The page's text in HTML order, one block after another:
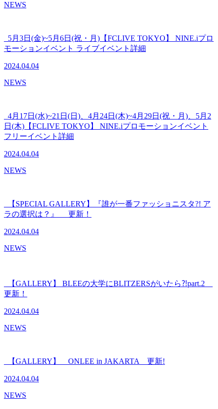
NEWS
5月3日(金)~5月6日(祝・月)【FCLIVE TOKYO】 NINE.iプロ
モーションイベント ライブイベント詳細
2024.04.04
NEWS
4月17日(水)~21日(日)、4月24日(木)~4月29日(祝・月)、5月2
日(木)【FCLIVE TOKYO】 NINE.iプロモーションイベント
フリーイベント詳細
2024.04.04
NEWS
【SPECIAL GALLERY】『誰が一番ファッショニスタ?! ア
ラの選択は？』 更新！
2024.04.04
NEWS
【GALLERY】 BLEEの大学にBLITZERSがいたら⁈part.2
更新！
2024.04.04
NEWS
【GALLERY】 ONLEE in JAKARTA 更新!
2024.04.04
NEWS